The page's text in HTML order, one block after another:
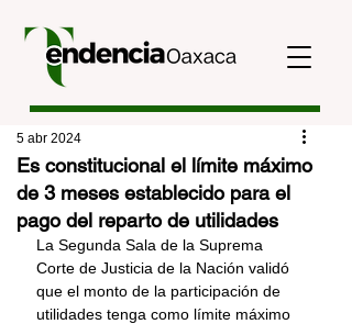
Es constitucional el límite máximo
de 3 meses establecido para el
pago del reparto de utilidades
5 abr 2024
La Segunda Sala de la Suprema
Corte de Justicia de la Nación validó
que el monto de la participación de
utilidades tenga como límite máximo